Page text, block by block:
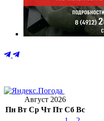
Август 2026
Пн Вт Ср Чт Пт Сб Вс